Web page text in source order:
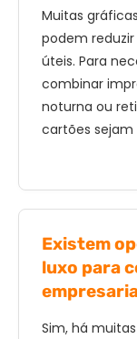
Muitas
podem
úteis. Para
combinar
noturna ou
cartões sejam
Existem
luxo para
Sim, há